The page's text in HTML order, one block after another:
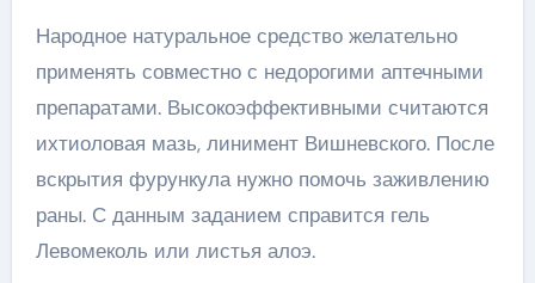
Народное натуральное средство желательно
применять совместно с недорогими аптечными
препаратами. Высокоэффективными считаются
ихтиоловая мазь, линимент Вишневского. После
вскрытия фурункула нужно помочь заживлению
раны. С данным заданием справится гель
Левомеколь или листья алоэ.